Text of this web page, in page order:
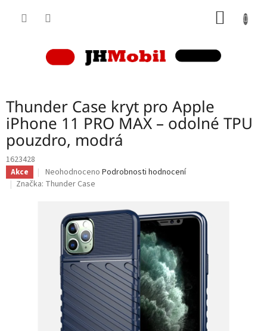
Thunder Case kryt pro Apple
iPhone 11 PRO MAX – odolné TPU
pouzdro, modrá
1623428
Akce
Průměrné
hodnocení
hvězdiček.
Neohodnoceno Podrobnosti hodnocení
Značka: Thunder Case